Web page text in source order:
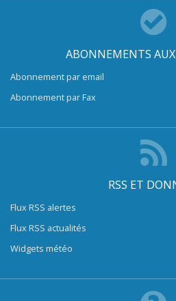
ABONNEMENTS
Abonnement par email
Abonnement par Fax
RSS ET
Flux RSS alertes
Flux RSS actualités
Widgets météo